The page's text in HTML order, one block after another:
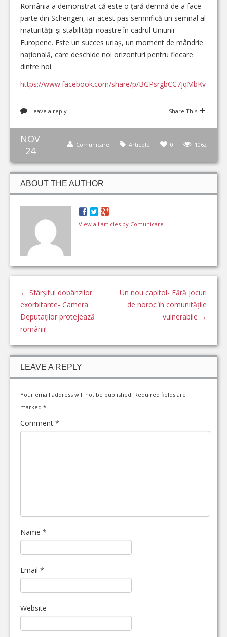
România a demonstrat că este o țară demnă de a face
parte din Schengen, iar acest pas semnifică un semnal al
maturității și stabilității noastre în cadrul Uniunii
Europene. Este un succes uriaș, un moment de mândrie
națională, care deschide noi orizonturi pentru fiecare
dintre noi.
https://www.facebook.com/share/p/BGPsrgbCC7jqMbKv
Leave a reply Share This
NOV
24
1062
0
Articole
Comunicare
ABOUT THE AUTHOR
View all articles by Comunicare
← Sfârșitul dobânzilor
exorbitante- Camera
Deputaților protejează
românii!
Un nou capitol- Fără jocuri
de noroc în comunitățile
vulnerabile →
LEAVE A REPLY
Your email address will not be published. Required fields are
marked *
Comment *
Name *
Email *
Website